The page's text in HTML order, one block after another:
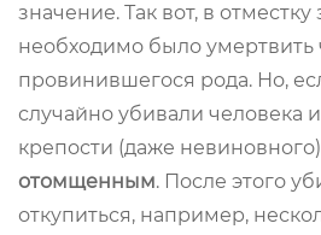
значение. Так вот, в
необходимо было умертвить
провинившегося рода. Но,
случайно убивали человека
крепости (даже
отомщенным. После этого
откупиться, например,